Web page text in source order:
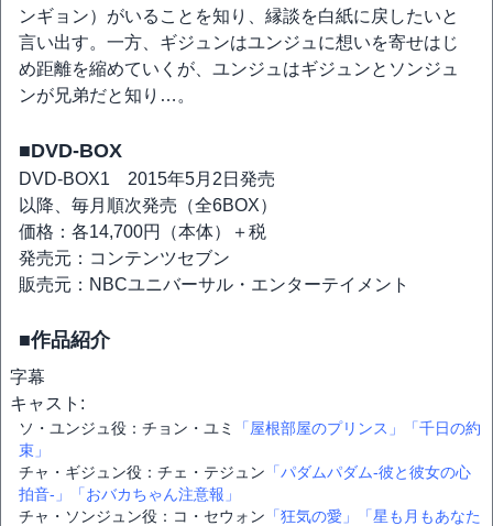
ンギョン）がいることを知り、縁談を白紙に戻したいと
言い出す。一方、ギジュンはユンジュに想いを寄せはじ
め距離を縮めていくが、ユンジュはギジュンとソンジュ
ンが兄弟だと知り…。
■DVD-BOX
DVD-BOX1 2015年5月2日発売
以降、毎月順次発売（全6BOX）
価格：各14,700円（本体）＋税
発売元：コンテンツセブン
販売元：NBCユニバーサル・エンターテイメント
■作品紹介
字幕
キャスト:
ソ・ユンジュ役：チョン・ユミ 「屋根部屋のプリンス」
「千日の約
束」
チャ・ギジュン役：チェ・テジュン 「パダムパダム-彼と彼女の心
拍音-」
「おバカちゃん注意報」
チャ・ソンジュン役：コ・セウォン 「狂気の愛」
「星も月もあなた